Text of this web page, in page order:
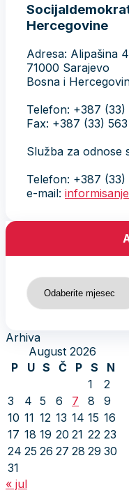
Hercegovine
Adresa: Alipašina
71000 Sarajevo
Bosna i
Telefon: +387 (33)
Fax: +387 (33)
Služba za odnose
Telefon: +387 (33)
e-mail:
Arhiva
Arhiva
August 2026
P
U S Č P S
N
1
2
3
4 5 6 7 8
9
10 11 12 13 14 15 16
17 18 19 20 21 22 23
24 25 26 27 28 29 30
31
« jul